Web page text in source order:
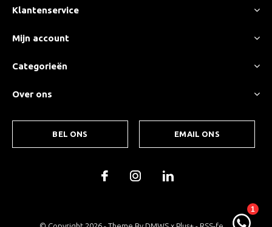
Klantenservice
Mijn account
Categorieën
Over ons
BEL ONS EMAIL ONS